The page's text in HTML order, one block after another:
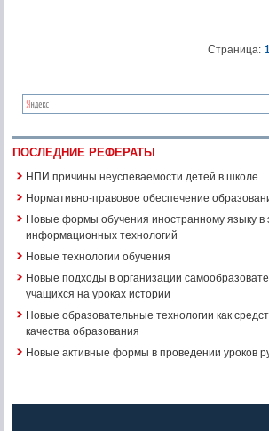
Страница:
ПОСЛЕДНИЕ РЕФЕРАТЫ
НПИ причины неуспеваемости детей в школе
Нормативно-правовое обеспечение
Новые формы обучения иностранному языку в
информационных технологий
Новые технологии обучения
Новые подходы в организации
учащихся на уроках истории
Новые образовательные технологии как
качества образования
Новые активные формы в проведении уроков